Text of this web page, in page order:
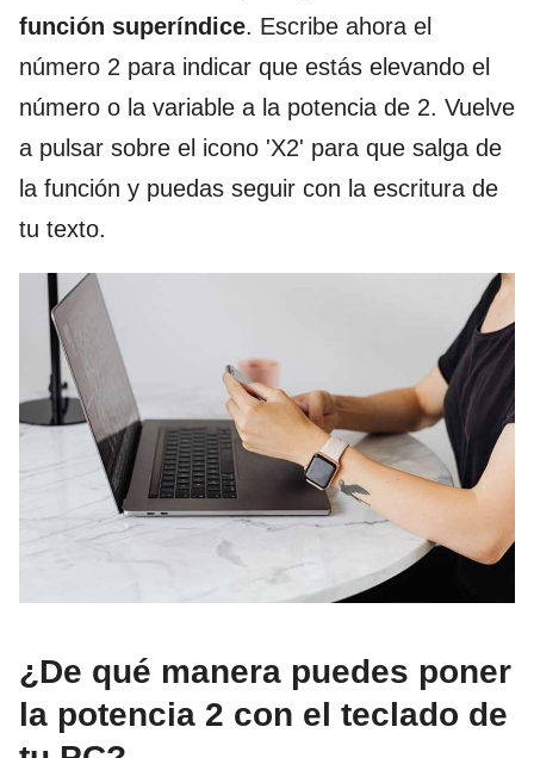
función superíndice. Escribe ahora el
número 2 para indicar que estás elevando el
número o la variable a la potencia de 2. Vuelve
a pulsar sobre el icono 'X2' para que salga de
la función y puedas seguir con la escritura de
tu texto.
¿De qué manera puedes poner
la potencia 2 con el teclado de